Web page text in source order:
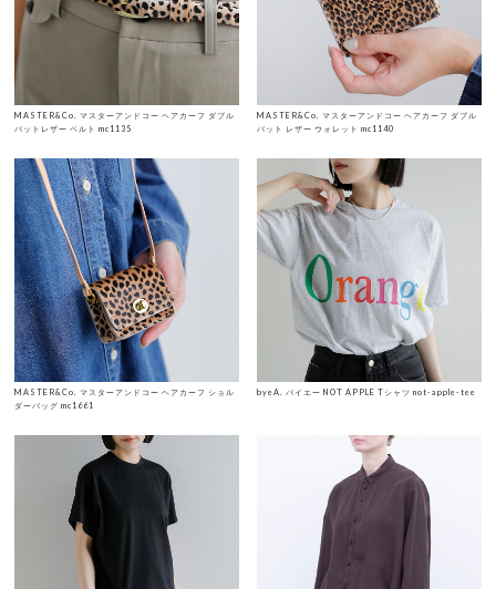
MASTER&Co. マスターアンドコー ヘアカーフ ダブル
バットレザー ベルト mc1135
MASTER&Co. マスターアンドコー ヘアカーフ ダブル
バット レザー ウォレット mc1140
MASTER&Co. マスターアンドコー ヘアカーフ ショル
ダーバッグ mc1661
byeA. バイエー NOT APPLE Tシャツ not-apple-tee